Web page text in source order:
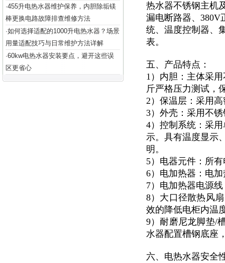
·455升电热水器维护保养，内胆除垢镁
棒更换电路故障排查维修方法
·如何选择适配的1000升电热水器？场景
用量适配技巧与日常维护方法详解
·60kw电热水器安装要点，避开这些误
区更省心
热水器不锈钢主机
漏电断路器、380V
统、温度控制器、
表。
五、产品特点：
1）内胆：主体采
斤严格压力测试，
2）保温层：采用
3）外壳：采用不
4）控制系统：采
示。具有温度显示
明。
5）电器元件：所
6）电加热器：电
7）电加热器电源
8）大口径散热风
效的降低电柜内温
9）耐磨尼龙脚垫/
水器配置槽钢底座
六、电热水器安全